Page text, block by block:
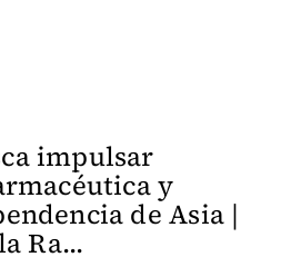
impulsar
y
de Asia |
Ra...